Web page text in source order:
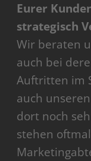
Eurer
strategisch
Wir beraten
auch bei
Auftritten im
auch
dort noch
stehen